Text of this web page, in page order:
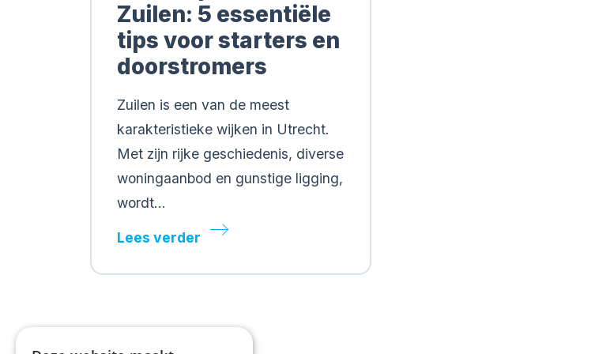
Zuilen: 5 essentiële
tips voor starters en
doorstromers
Zuilen is een van de meest
karakteristieke wijken in Utrecht.
Met zijn rijke geschiedenis, diverse
woningaanbod en gunstige ligging,
wordt…
Lees verder